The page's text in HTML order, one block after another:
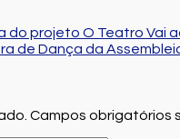
do projeto O Teatro Vai
de Dança da
Campos obrigatórios